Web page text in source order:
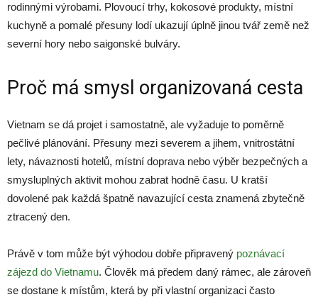
rodinnými výrobami. Plovoucí trhy, kokosové produkty, místní
kuchyně a pomalé přesuny lodí ukazují úplně jinou tvář země než
severní hory nebo saigonské bulváry.
Proč má smysl organizovaná cesta
Vietnam se dá projet i samostatně, ale vyžaduje to poměrně
pečlivé plánování. Přesuny mezi severem a jihem, vnitrostátní
lety, návaznosti hotelů, místní doprava nebo výběr bezpečných a
smysluplných aktivit mohou zabrat hodně času. U kratší
dovolené pak každá špatně navazující cesta znamená zbytečně
ztracený den.
Právě v tom může být výhodou dobře připravený poznávací
zájezd do Vietnamu. Člověk má předem daný rámec, ale zároveň
se dostane k místům, která by při vlastní organizaci často